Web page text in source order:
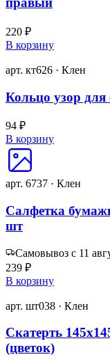
220 ₽
В корзину
арт. кт626 · Клен
Кольцо узор для
94 ₽
В корзину
арт. 6737 · Клен
Салфетка
шт
Самовывоз с 11
239 ₽
В корзину
арт. шт038 · Клен
Скатерть
(цветок)